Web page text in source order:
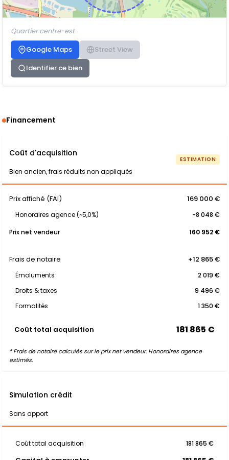
Quartier centre-est
Google Maps
Street View
Identifier ce bien
Financement
Coût d'acquisition
Bien ancien, frais réduits non appliqués
ESTIMATION
Prix affiché (FAI) 169 000 €
Honoraires agence (~5,0%)
-8 048 €
Prix net vendeur
160 952 €
Frais de notaire +12 865 €
Émoluments
2 019 €
Droits & taxes
9 496 €
Formalités
1 350 €
Coût total acquisition 181 865 €
* Frais de notaire calculés sur le prix net vendeur. Honoraires agence
estimés.
Simulation crédit
Sans apport
Coût total acquisition 181 865 €